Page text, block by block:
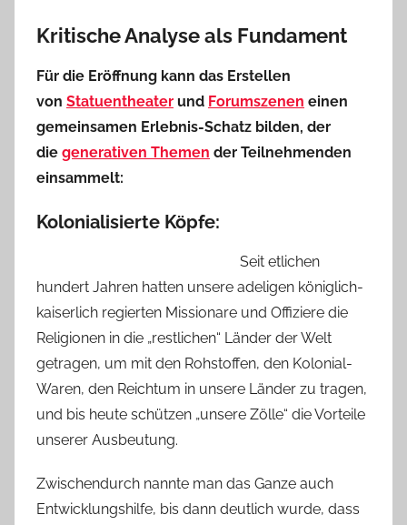
Kritische Analyse als Fundament
Für die Eröffnung kann das Erstellen
von Statuentheater und Forumszenen einen
gemeinsamen Erlebnis-Schatz bilden, der
die generativen Themen der Teilnehmenden
einsammelt:
Kolonialisierte Köpfe:
Seit etlichen
hundert Jahren hatten unsere adeligen königlich-
kaiserlich regierten Missionare und Offiziere die
Religionen in die „restlichen“ Länder der Welt
getragen, um mit den Rohstoffen, den Kolonial-
Waren, den Reichtum in unsere Länder zu tragen,
und bis heute schützen „unsere Zölle“ die Vorteile
unserer Ausbeutung.
Zwischendurch nannte man das Ganze auch
Entwicklungshilfe, bis dann deutlich wurde, dass